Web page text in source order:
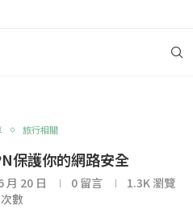
旅行相關
保護你的網路安全
月 20 日 0 留言 1.3K 瀏覽
次數